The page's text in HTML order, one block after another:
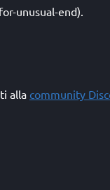
unusual-end).
alla community